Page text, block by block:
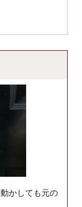
かしても元の